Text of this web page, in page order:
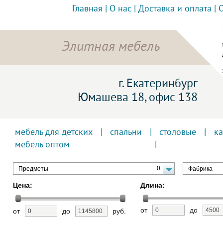
Главная О нас Доставка и оплата
Элитная мебель
г. Екатеринбург
Юмашева 18, офис 138
мебель для детских спальни столовые
мебель оптом
Предметы 0 Фабрика
Цена:
от до руб.
Длина:
от до